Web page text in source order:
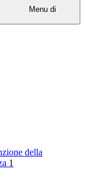
Menu di
della
1